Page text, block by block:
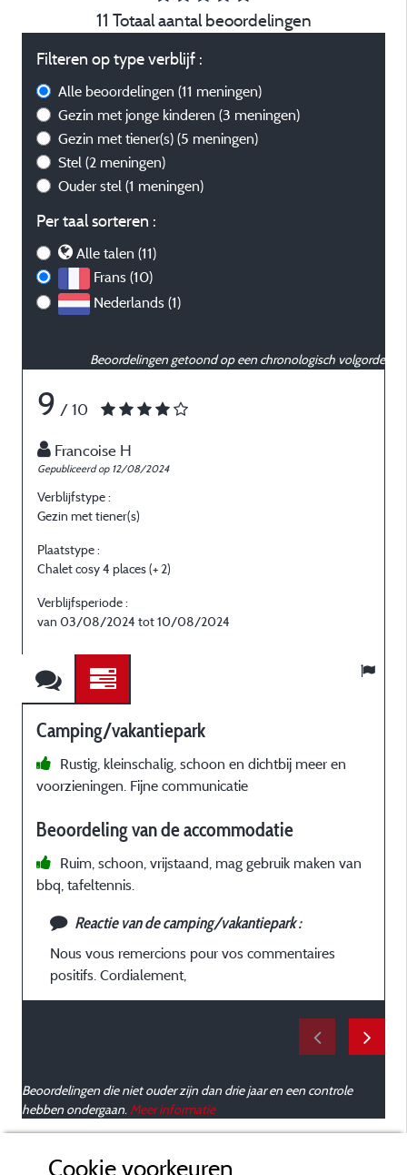
11 Totaal aantal beoordelingen
Filteren op type verblijf :
Alle beoordelingen (11 meningen)
Gezin met jonge kinderen (3 meningen)
Gezin met tiener(s) (5 meningen)
Stel (2 meningen)
Ouder stel (1 meningen)
Per taal sorteren :
Alle talen (11)
Frans (10)
Nederlands (1)
Beoordelingen getoond op een chronologisch volgorde
9 / 10
Francoise H
Gepubliceerd op 12/08/2024
Verblijfstype :
Gezin met tiener(s)
Plaatstype :
Chalet cosy 4 places (+ 2)
Verblijfsperiode :
van 03/08/2024 tot 10/08/2024
Camping/vakantiepark
Rustig, kleinschalig, schoon en dichtbij meer en
voorzieningen. Fijne communicatie
Beoordeling van de accommodatie
Ruim, schoon, vrijstaand, mag gebruik maken van
bbq, tafeltennis.
Reactie van de camping/vakantiepark :
Nous vous remercions pour vos commentaires
positifs. Cordialement,
Beoordelingen die niet ouder zijn dan drie jaar en een controle
hebben ondergaan. Meer informatie
Cookie voorkeuren